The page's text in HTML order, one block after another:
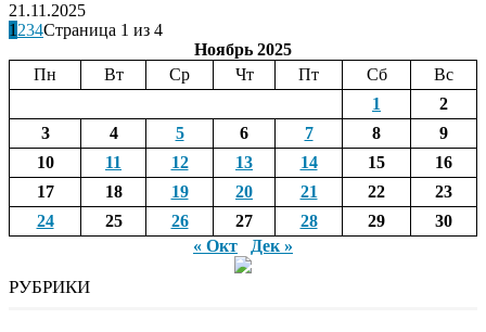
21.11.2025
1 234Страница 1 из 4
Ноябрь 2025
Пн
Вт Ср Чт Пт Сб
Вс
1
2
3
4 5 6 7 8
9
10
11 12 13 14 15
16
17
18 19 20 21 22
23
24
25 26 27 28 29
30
« Окт
Дек »
РУБРИКИ